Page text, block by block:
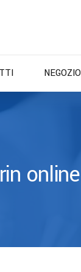
NEGOZIO
online